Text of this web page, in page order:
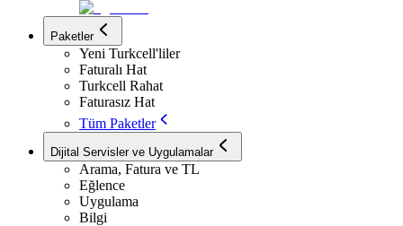
Paketler
Yeni Turkcell'liler
Faturalı Hat
Turkcell Rahat
Faturasız Hat
Tüm Paketler
Dijital Servisler ve Uygulamalar
Arama, Fatura ve TL
Eğlence
Uygulama
Bilgi